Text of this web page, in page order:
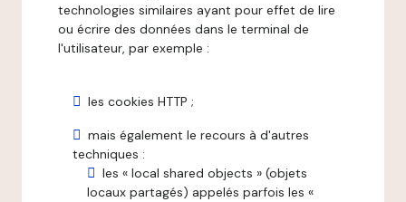
technologies similaires ayant pour effet de lire
ou écrire des données dans le terminal de
l'utilisateur, par exemple :
les cookies HTTP ;
mais également le recours à d'autres
techniques :
les « local shared objects » (objets
locaux partagés) appelés parfois les «